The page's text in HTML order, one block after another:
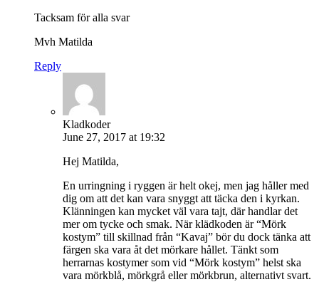
Tacksam för alla svar
Mvh Matilda
Reply
Kladkoder
June 27, 2017 at 19:32
Hej Matilda,
En urringning i ryggen är helt okej, men jag håller med
dig om att det kan vara snyggt att täcka den i kyrkan.
Klänningen kan mycket väl vara tajt, där handlar det
mer om tycke och smak. När klädkoden är “Mörk
kostym” till skillnad från “Kavaj” bör du dock tänka att
färgen ska vara åt det mörkare hållet. Tänkt som
herrarnas kostymer som vid “Mörk kostym” helst ska
vara mörkblå, mörkgrå eller mörkbrun, alternativt svart.